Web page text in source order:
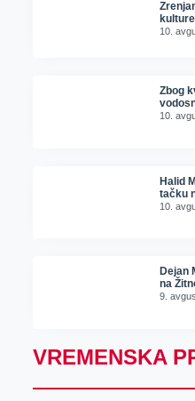
10.
Zbog
10.
Halid
tačku
10.
Dejan
na
9.
VREMENSKA